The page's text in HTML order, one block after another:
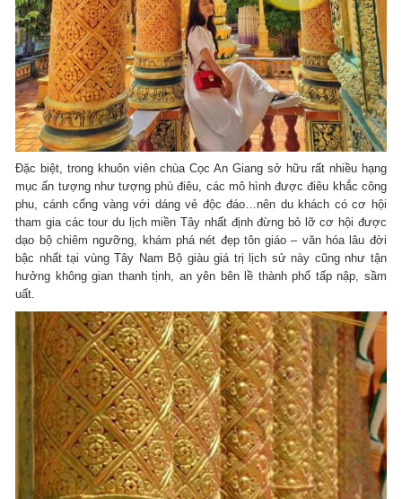
Đặc biệt, trong khuôn viên chùa Cọc An Giang sở hữu rất nhiều hạng
mục ấn tượng như tượng phù điêu, các mô hình được điêu khắc công
phu, cánh cổng vàng với dáng vẻ độc đáo…nên du khách có cơ hội
tham gia các tour du lịch miền Tây nhất định đừng bỏ lỡ cơ hội được
dạo bộ chiêm ngưỡng, khám phá nét đẹp tôn giáo – văn hóa lâu đời
bậc nhất tại vùng Tây Nam Bộ giàu giá trị lịch sử này cũng như tận
hưởng không gian thanh tịnh, an yên bên lề thành phố tấp nập, sầm
uất.